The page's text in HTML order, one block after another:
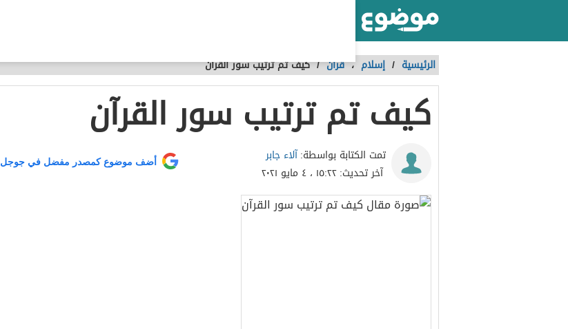
الرئيسية / إسلام ،قرآن /كيف تم ترتيب سور القرآن
كيف تم ترتيب سور القرآن
تمت الكتابة بواسطة:آلاء جابر
آخر تحديث:١٥:٢٢ ، ٤ مايو ٢٠٢١
أضف موضوع كمصدر مفضل في جوجل